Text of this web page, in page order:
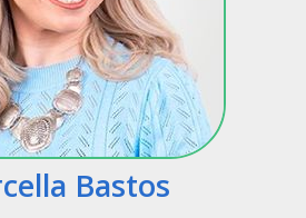
Bastos